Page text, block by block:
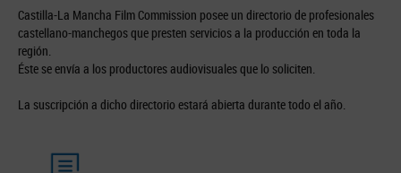
Castilla-La Mancha Film Commission posee un directorio de profesionales
castellano-manchegos que presten servicios a la producción en toda la
región.
Éste se envía a los productores audiovisuales que lo soliciten.
La suscripción a dicho directorio estará abierta durante todo el año.